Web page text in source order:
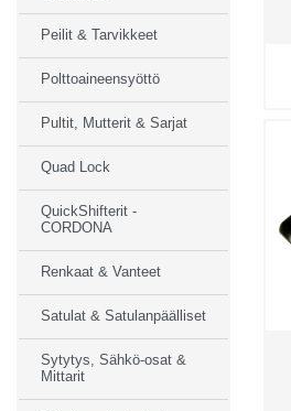
Peilit & Tarvikkeet
Polttoaineensyöttö
Pultit, Mutterit & Sarjat
Quad Lock
QuickShifterit -
CORDONA
Renkaat & Vanteet
Satulat & Satulanpäälliset
Sytytys, Sähkö-osat &
Mittarit